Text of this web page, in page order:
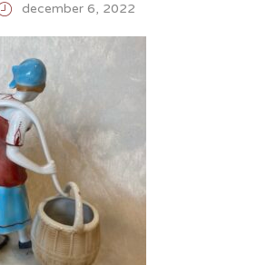
december 6, 2022